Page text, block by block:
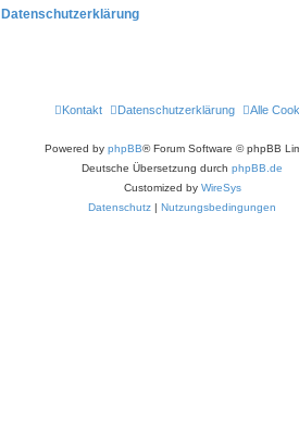
Datenschutzerklärung
Alle
Datenschutzerklärung
Kontakt
Powered by phpBB® Forum Software © phpBB
Deutsche Übersetzung durch phpBB.de
Customized by WireSys
Datenschutz | Nutzungsbedingungen